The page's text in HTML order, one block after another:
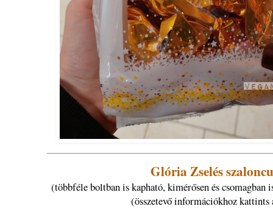
Glória Zselés
(többféle boltban is kapható, kimérősen és csomagban
(összetevő információkhoz kattints